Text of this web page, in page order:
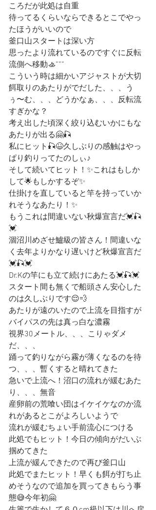
ころだが此処は自重
待ってるくらいならできるとこでやっ
たほうがいいので
釜口山スタートは深い方
思ったより流れているのですぐに反転
流側へ移動🚣”””
こういう時は細かいアジャストが大切
餌取りのあたりがでだした、、、う
ぅ〜む、、、どうかなぁ、、、反転流
すぎかな？
考え出した頃深く絞り込むいかにもな
あたりが出る🤗🎣
私にヒット🎣😆久しぶりの感触はやっ
ぱり釣りってたのしぃ♪
そして続いてヒット！✨これはもしか
して🌟もしかするぞ✨
仕掛けを直していると竿を持っていか
れそうなあたり！✨
もうこれは間違いない秋爆宣言だ💓🎣
💓
涸沼川めざせ鱸級の皆さん！間違いな
く去年よりかなり遅いけど秋爆宣言だ
💓🎣💓
Dr.Kの竿にも立て続けにあたる💓🎣💓
スタート間も無くで船頭さん安心した
のは久しぶりです😌💨
あたりが遠のいたので上流を目指すが
バイパスの先は真っ白な濃霧
視界30メートル、、、こりゃダメ
だ、、、
踊って釣りながら霧が薄くなるのを待
つ、、、暫くすると晴れてきた
急いで上流へ！沼口の流れが緩むあた
り、、、無音
産卵前の荒喰い団はイケイケなのか流
れがあるとこがよろしいようで
流れが緩むちょい手前流心につける
此処でもヒット！今日の傾向がだいぶ
掴めてきた
上流が緩んできたので再び釜口山
此処でまたヒット！早くも餌が打ち止
めそうなので追加を買ってきもらう事
態😅今年初🤗